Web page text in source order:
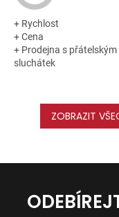
+ Rychlost
+ Cena
+ Prodejna s
sluchátek
ZOBRAZIT